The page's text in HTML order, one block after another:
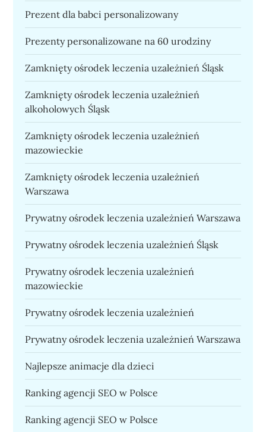
Prezent dla babci personalizowany
Prezenty personalizowane na 60 urodziny
Zamknięty ośrodek leczenia uzależnień Śląsk
Zamknięty ośrodek leczenia uzależnień
alkoholowych Śląsk
Zamknięty ośrodek leczenia uzależnień
mazowieckie
Zamknięty ośrodek leczenia uzależnień
Warszawa
Prywatny ośrodek leczenia uzależnień Warszawa
Prywatny ośrodek leczenia uzależnień Śląsk
Prywatny ośrodek leczenia uzależnień
mazowieckie
Prywatny ośrodek leczenia uzależnień
Prywatny ośrodek leczenia uzależnień Warszawa
Najlepsze animacje dla dzieci
Ranking agencji SEO w Polsce
Ranking agencji SEO w Polsce